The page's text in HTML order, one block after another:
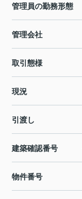
管理員の勤務形態
管理会社
取引態様
現況
引渡し
建築確認番号
物件番号